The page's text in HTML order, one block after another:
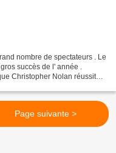
nombre de spectateurs . Le
succès de l' année .
Christopher Nolan réussit
Page suivante >